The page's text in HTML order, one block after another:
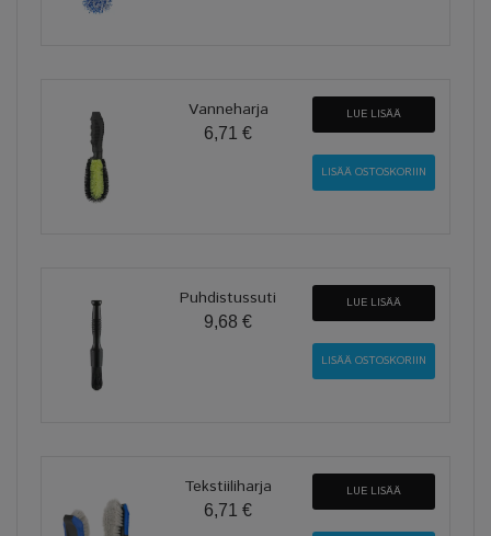
Vanneharja
6,71 €
LUE LISÄÄ
Puhdistussuti
9,68 €
LUE LISÄÄ
Tekstiiliharja
6,71 €
LUE LISÄÄ